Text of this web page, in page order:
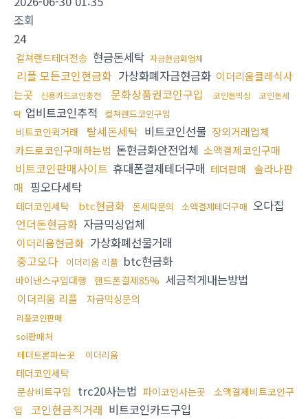
조회
24
컬쳐랜드테더전송 현금돈세탁 자금현금화업체
리플 모든코인현금화 가상화폐자금현금화 이더리움클레식사
는곳
신용카드코인충전 문화상품권코인구입 코인돈믹싱
코인돈세
탁 업비트코인추적 컬쳐랜드코인구입
비트코인퀵거래 탈세돈세탁 비트코인선물 장외거래업체
카드로코인구매하는법 돈현금화안전업체 소액결제코인구매
비트코인판매사이트 휴대폰결제테더구매 테더판매
솔라나판
매 핑오다세탁
테더코인세탁 btc현금화 돈세탁문의 소액결제테더구매 오다집
언더돈현금화 자금믹싱업체
이더리움현금화 가상화폐선물거래
중고오다
이더리움 리플 btc현금화
바이낸스구입대행 핸드폰결제85% 세금적게내는방법
이더리움 리플 자금믹싱문의
리플코인판매
sol판매처
테더트론파는곳
이더리움
테더코인세탁
문상비트구입
trc20사는법 파이코인사는곳
소액결제비트코인구
입
코인현금직거래 비트코인카드구입